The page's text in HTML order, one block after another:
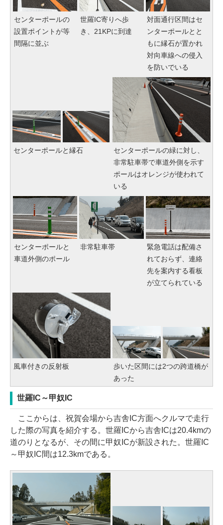
センターポールの
設置ポイントが等
間隔に並ぶ
世羅IC寄りへ歩
き、21KPに到達
対面通行区間はセ
ンターポールとと
もに縁石が置かれ
対向車線への侵入
を防いでいる
センターポールと縁石
センターポールの緑に対し、
非常駐車帯で車道外側を示す
ポールはオレンジが使われて
いる
センターポールと
車道外側のポール
非常駐車帯
緊急電話は配備さ
れておらず、連絡
先を案内する看板
が立てられている
風車付きの反射板
歩いた区間には2つの跨道橋が
あった
世羅IC～甲奴IC
ここからは、祝賀会場から吉舎IC方面へクルマで走行
した際の写真を紹介する。世羅ICから吉舎ICは20.4kmの
道のりとなるが、その間に甲奴ICが新設された。世羅IC
～甲奴IC間は12.3kmである。